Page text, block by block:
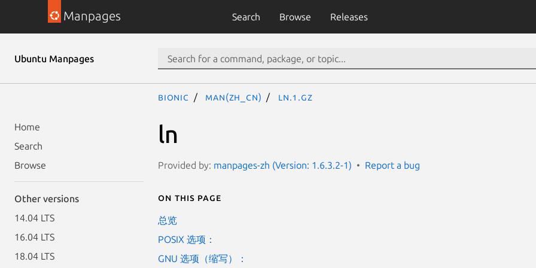
Manpages Search Browse Releases
Ubuntu Manpages
Home
Search
Browse
Other versions
14.04 LTS
16.04 LTS
18.04 LTS
bionic man(zh_CN) ln.1.gz
ln
Provided by: manpages-zh (Version: 1.6.3.2-1) Report a bug
On this page
总览
POSIX 选项：
GNU 选项（缩写）：